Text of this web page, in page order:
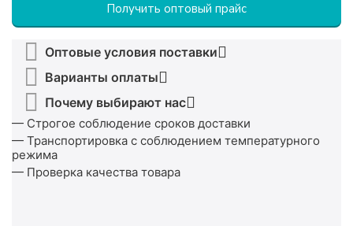
Получить оптовый прайс
Оптовые условия поставки
Варианты оплаты
Почему выбирают нас
— Строгое соблюдение сроков доставки
— Транспортировка с соблюдением температурного
режима
— Проверка качества товара